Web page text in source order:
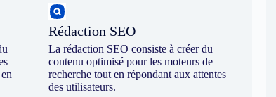
Rédaction SEO
La rédaction SEO consiste à créer du
contenu optimisé pour les moteurs de
recherche tout en répondant aux attentes
des utilisateurs.